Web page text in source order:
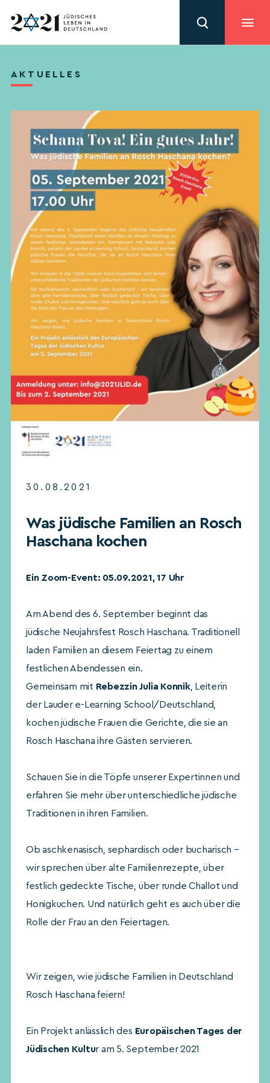
AKTUELLES
30.08.2021
Was jüdische Familien an Rosch
Haschana kochen
Ein Zoom-Event: 05.09.2021, 17 Uhr
Am Abend des 6. September beginnt das
jüdische Neujahrsfest Rosch Haschana. Traditionell
laden Familien an diesem Feiertag zu einem
festlichen Abendessen ein.
Gemeinsam mit Rebezzin Julia Konnik, Leiterin
der Lauder e-Learning School/Deutschland,
kochen jüdische Frauen die Gerichte, die sie an
Rosch Haschana ihre Gästen servieren.
Schauen Sie in die Töpfe unserer Expertinnen und
erfahren Sie mehr über unterschiedliche jüdische
Traditionen in ihren Familien.
Ob aschkenasisch, sephardisch oder bucharisch –
wir sprechen über alte Familienrezepte, über
festlich gedeckte Tische, über runde Challot und
Honigkuchen. Und natürlich geht es auch über die
Rolle der Frau an den Feiertagen.
Wir zeigen, wie jüdische Familien in Deutschland
Rosch Haschana feiern!
Ein Projekt anlässlich des Europäischen Tages der
Jüdischen Kultur am 5. September 2021